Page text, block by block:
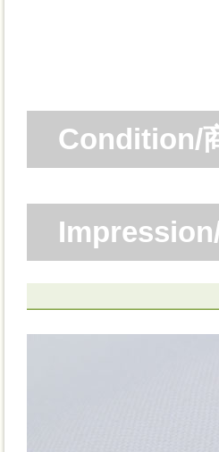
Condition/